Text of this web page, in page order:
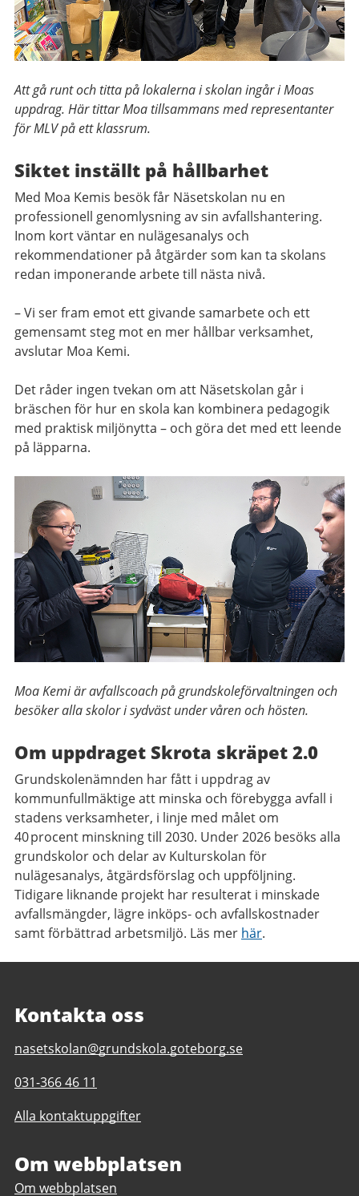
Att gå runt och titta på lokalerna i skolan ingår i Moas
uppdrag. Här tittar Moa tillsammans med representanter
för MLV på ett klassrum.
Siktet inställt på hållbarhet
Med Moa Kemis besök får Näsetskolan nu en
professionell genomlysning av sin avfallshantering.
Inom kort väntar en nulägesanalys och
rekommendationer på åtgärder som kan ta skolans
redan imponerande arbete till nästa nivå.
– Vi ser fram emot ett givande samarbete och ett
gemensamt steg mot en mer hållbar verksamhet,
avslutar Moa Kemi.
Det råder ingen tvekan om att Näsetskolan går i
bräschen för hur en skola kan kombinera pedagogik
med praktisk miljönytta – och göra det med ett leende
på läpparna.
Moa Kemi är avfallscoach på grundskoleförvaltningen och
besöker alla skolor i sydväst under våren och hösten.
Om uppdraget Skrota skräpet 2.0
Grundskolenämnden har fått i uppdrag av
kommunfullmäktige att minska och förebygga avfall i
stadens verksamheter, i linje med målet om
40 procent minskning till 2030. Under 2026 besöks alla
grundskolor och delar av Kulturskolan för
nulägesanalys, åtgärdsförslag och uppföljning.
Tidigare liknande projekt har resulterat i minskade
avfallsmängder, lägre inköps- och avfallskostnader
samt förbättrad arbetsmiljö. Läs mer här.
Kontakta oss
E-
till
Näsetskolan
F-
nasetskolan@grundskola.goteborg.se
Telefonnummer
Näsetskolan
6
031-366 46 11
Alla kontaktuppgifter
Om webbplatsen
Om webbplatsen